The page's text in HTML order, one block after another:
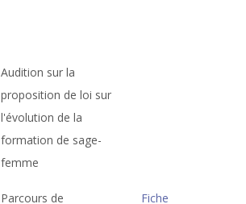
Audition sur la
proposition de loi sur
l'évolution de la
formation de sage-
femme
Parcours de
Fiche